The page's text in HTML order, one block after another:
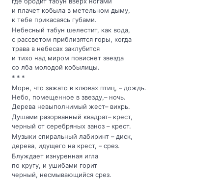
и плачет кобыла в метельном дыму,
к тебе прикасаясь губами.
Небесный табун шелестит, как вода,
с рассветом приблизятся горы, когда
трава в небесах заклубится
и тихо над миром повиснет звезда
со лба молодой кобылицы.
* * *
Море, что зажато в клювах птиц, – дождь.
Небо, помещенное в звезду,– ночь.
Дерева невыполнимый жест– вихрь.
Душами разорванный квадрат– крест,
черный от серебряных заноз – крест.
Музыки спиральный лабиринт – диск,
дерева, идущего на крест, – срез.
Блуждает изнуренная игла
по кругу, и ушибами горит
черный, несмывающийся срез.